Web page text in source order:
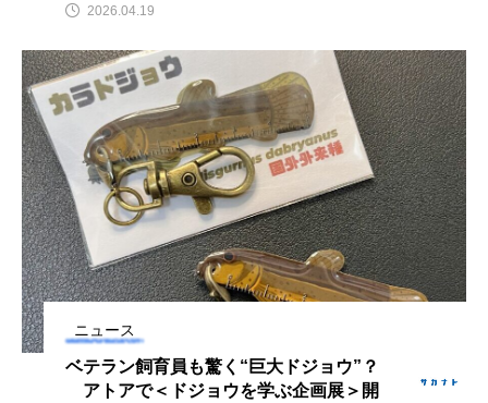
オショロコマ オスカー オタリア
オットセイ オニヒトデ オワンクラゲ
オーストラリア カイエビ カイギュウ
カイロウドウケツ カイワリ
カエルアンコウ カガミガイ カキ
カタボシイワシ カツオ カニ
2026.04.19
ニュース
ベテラン飼育員も驚く“巨大ドジョウ”？
アトアで＜ドジョウを学ぶ企画展＞開